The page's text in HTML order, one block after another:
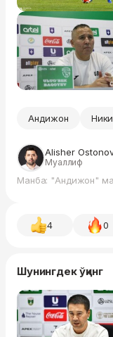
Андижон
Alisher
Муаллиф
Манба: "Андижон"
4 0
Шунингдек ўқинг